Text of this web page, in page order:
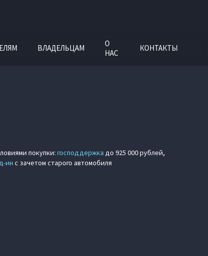
ВЛАДЕЛЬЦАМ
О
НАС
КОНТАКТЫ
покупки: господдержка до 925 000 рублей,
ин с зачетом старого автомобиля